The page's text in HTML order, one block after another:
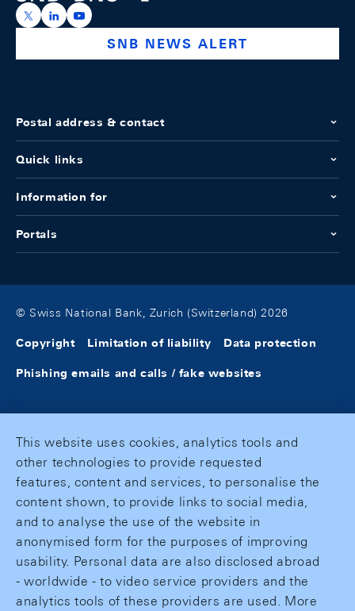
https://x.com/snb_bns
https://ch.linkedin.com/company/swiss-national-
https://www.youtube.com/@swissnationalbank
SNB NEWS ALERT
Postal address & contact
Quick links
Information for
Portals
© Swiss National Bank, Zurich (Switzerland) 2026
Copyright Limitation of liability Data protection
Phishing emails and calls / fake websites
This website uses cookies, analytics tools and
other technologies to provide requested
features, content and services, to personalise the
content shown, to provide links to social media,
and to analyse the use of the website in
anonymised form for the purposes of improving
usability. Personal data are also disclosed abroad
- worldwide - to video service providers and the
analytics tools of these providers are used. More